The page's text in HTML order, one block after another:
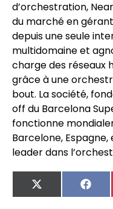
d’orchestration,
du marché en
depuis une seule
multidomaine et
charge des réseaux
grâce à une
bout. La société,
off du Barcelona
fonctionne
Barcelone,
leader dans
X
(Twitter)